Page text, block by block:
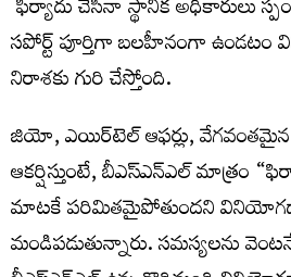
ఫిర్యాదు చేసినా స్థానిక అధికారులు
సపోర్ట్‌ పూర్తిగా బలహీనంగా ఉండటం
నిరాశకు గురి చేస్తోంది.
జియో, ఎయిర్‌టెల్‌ ఆఫర్లు, వేగవంతమైన
ఆకర్షిస్తుంటే, బీఎస్ఎన్ఎల్‌ మాత్రం
మాటకే పరిమితమైపోతుందని
మండిపడుతున్నారు. సమస్యలను